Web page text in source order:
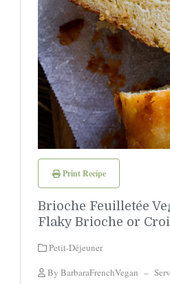
Print Recipe
Brioche Feuilletée
Flaky Brioche or
Petit-Déjeuner
By BarbaraFrenchVegan –